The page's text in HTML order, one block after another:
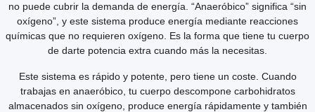
no puede cubrir la demanda de energía. “Anaeróbico” significa “sin
oxígeno”, y este sistema produce energía mediante reacciones
químicas que no requieren oxígeno. Es la forma que tiene tu cuerpo
de darte potencia extra cuando más la necesitas.
Este sistema es rápido y potente, pero tiene un coste. Cuando
trabajas en anaeróbico, tu cuerpo descompone carbohidratos
almacenados sin oxígeno, produce energía rápidamente y también